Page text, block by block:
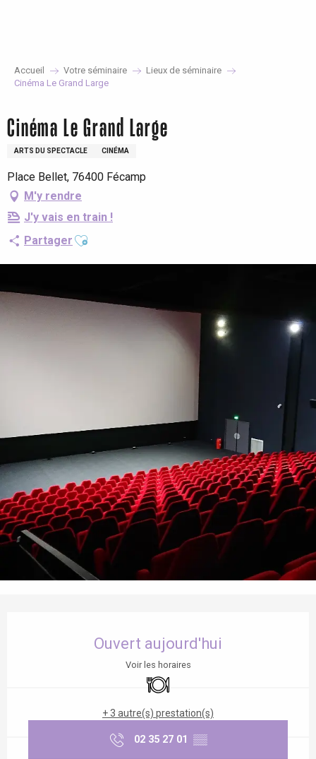
Accueil Votre séminaire
Lieux de séminaire
Cinéma Le Grand Large
Cinéma Le Grand Large
ARTS DU SPECTACLE CINÉMA
Place Bellet, 76400 Fécamp
M'y rendre
J'y vais en train !
Partager Ajouter aux favoris
Ouvert aujourd'hui
Voir les horaires
Restaurant
+ 3 autre(s) prestation(s)
02 35 27 01 ▒▒